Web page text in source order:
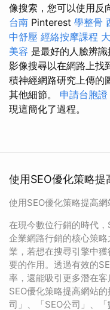
像搜索，您可以使用反
台南 Pinterest 學整骨
中舒壓 經絡按摩課程
美容 是最好的人臉辨
影像搜尋以在網路上找
積神經網路研究上傳的
其他細節。 申請台胞證
現這簡化了過程。
使用SEO優化策略
使用SEO優化策略提高
在現今數位行銷的時代
企業網路行銷的核心策
業，若想在搜尋引擎中
要的作用。透過有效的
率，還能吸引更多潛在
SEO優化策略提高網站
司」、「SEO公司」、「